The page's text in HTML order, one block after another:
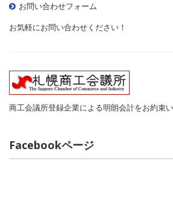
お問い合わせフォーム
お気軽にお問い合わせください！
商工会議所登録企業による明朗会計をお約束い
Facebookページ